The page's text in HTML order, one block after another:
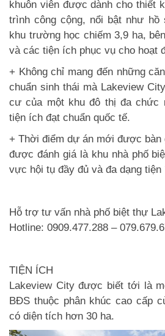
khuôn viên được dành cho thiết
trình công cộng, nổi bật như hồ
khu trường học chiếm 3,9 ha,
và các tiện ích phục vụ cho hoạt
+ Không chỉ mang đến những
chuẩn sinh thái mà Lakeview
cư của một khu đô thị đa chức
tiện ích đạt chuẩn quốc tế.
+ Thời điểm dự án mới được bàn
được đánh giá là khu nhà phố
vực hội tụ đầy đủ và đa dạng tiện
Hỗ trợ tư vấn nhà phố biệt thự
Hotline: 0909.477.288 –
TIỆN ÍCH
Lakeview Cityđược biết tới là
BĐS thuộc phân khúc cao cấp
có diện tích hơn 30 ha.